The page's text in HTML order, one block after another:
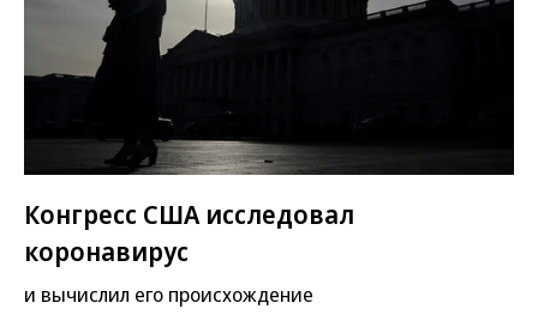
Конгресс США исследовал
коронавирус
и вычислил его происхождение